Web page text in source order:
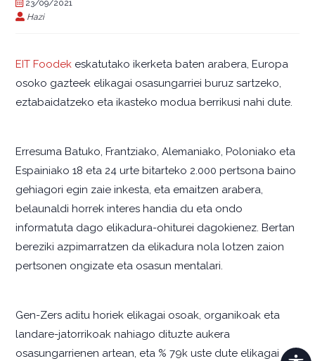
23/09/2021
Hazi
EIT Foodek eskatutako ikerketa baten arabera, Europa
osoko gazteek elikagai osasungarriei buruz sartzeko,
eztabaidatzeko eta ikasteko modua berrikusi nahi dute.
Erresuma Batuko, Frantziako, Alemaniako, Poloniako eta
Espainiako 18 eta 24 urte bitarteko 2.000 pertsona baino
gehiagori egin zaie inkesta, eta emaitzen arabera,
belaunaldi horrek interes handia du eta ondo
informatuta dago elikadura-ohiturei dagokienez. Bertan
bereziki azpimarratzen da elikadura nola lotzen zaion
pertsonen ongizate eta osasun mentalari.
Gen-Zers aditu horiek elikagai osoak, organikoak eta
landare-jatorrikoak nahiago dituzte aukera
osasungarrienen artean, eta % 79k uste dute elikagai